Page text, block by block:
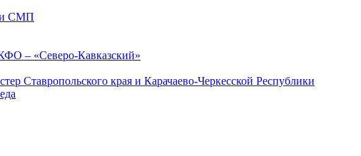
СМП
– «Северо-Кавказский»
Ставропольского края и Карачаево-Черкесской Республики